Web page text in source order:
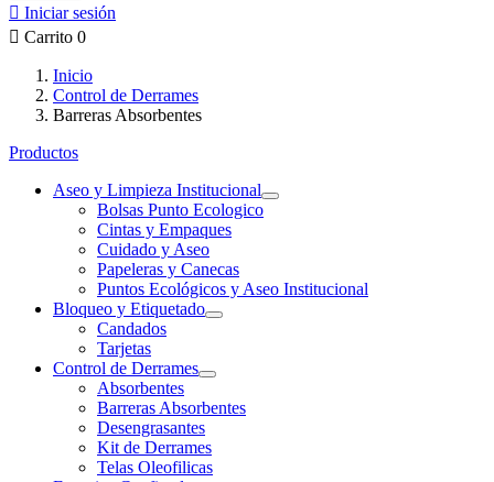
 Iniciar sesión
 Carrito 0
Inicio
Control de Derrames
Barreras Absorbentes
Productos
Aseo y Limpieza Institucional
Bolsas Punto Ecologico
Cintas y Empaques
Cuidado y Aseo
Papeleras y Canecas
Puntos Ecológicos y Aseo Institucional
Bloqueo y Etiquetado
Candados
Tarjetas
Control de Derrames
Absorbentes
Barreras Absorbentes
Desengrasantes
Kit de Derrames
Telas Oleofilicas